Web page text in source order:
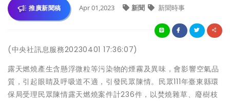
推廣新聞稿 Apr 01,2023 新聞 新聞時事
(中央社訊息服務20230401 17:36:07)
露天燃燒產生含懸浮微粒等污染物的煙霧及異味，會影響空氣品
質，引起眼睛及呼吸道不適，引發民眾陳情。民眾111年臺東縣環
保局受理民眾陳情露天燃燒案件計236件，以焚燒雜草、廢樹枝